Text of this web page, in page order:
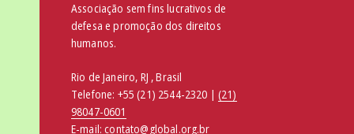
Associação sem fins lucrativos de
defesa e promoção dos direitos
humanos.
Rio de Janeiro, RJ , Brasil
Telefone: +55 (21) 2544-2320 | (21)
98047-0601
E-mail:contato@global.org.br